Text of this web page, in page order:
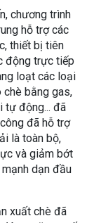
chương trình
hỗ trợ các
thiết bị tiên
động trực tiếp
loạt các loại
chè bằng gas,
tự động... đã
đã hỗ trợ
là toàn bộ,
và giảm bớt
dạn đầu
xuất chè đã